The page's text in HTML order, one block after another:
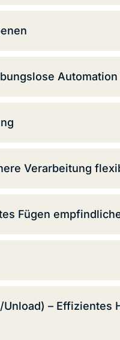
Automation
Verarbeitung
Fügen
– Effizientes